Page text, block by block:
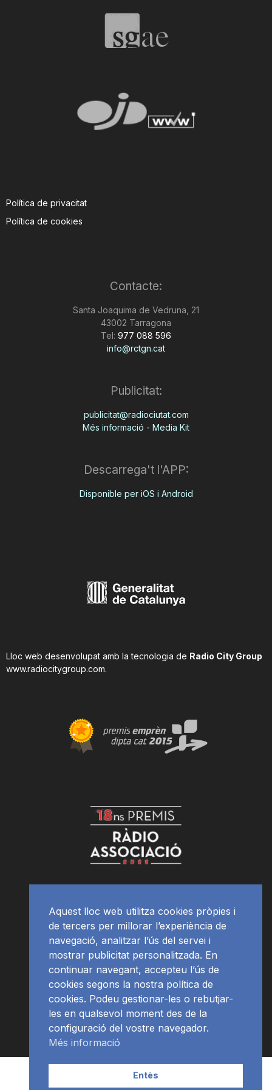
g
Política de privacitat
Política de cookies
Contacte:
Santa Joaquima de Vedruna, 21
43002 Tarragona
Tel: 977 088 596
info@rctgn.cat
Publicitat:
publicitat@radiociutat.com
Més informació - Media Kit
Descarrega't l'APP:
Disponible per iOS i Android
Lloc web desenvolupat amb la tecnologia de Radio City Group
www.radiocitygroup.com.
APP Programació
Aquest lloc web utilitza cookies pròpies i
de tercers per millorar l’experiència de
navegació, analitzar l’ús del servei i
mostrar publicitat personalitzada. En
continuar navegant, accepteu l’ús de
cookies segons la nostra política de
cookies. Podeu gestionar-les o rebutjar-
les en qualsevol moment des de la
configuració del vostre navegador.
Més informació
Entès